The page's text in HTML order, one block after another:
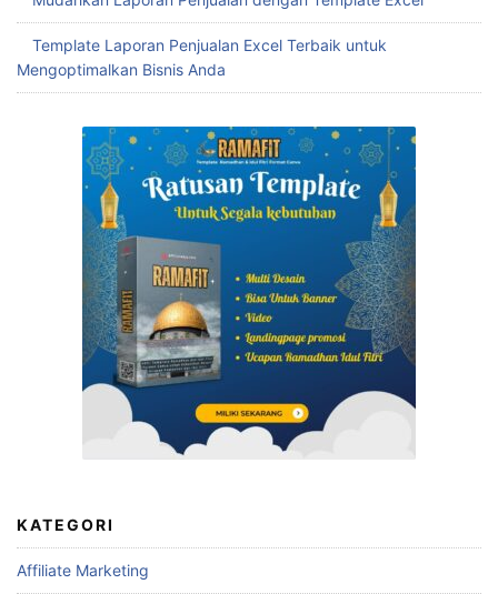
KATEGORI
Affiliate Marketing
Ai Untuk Membuat Gambar
Aplikasi